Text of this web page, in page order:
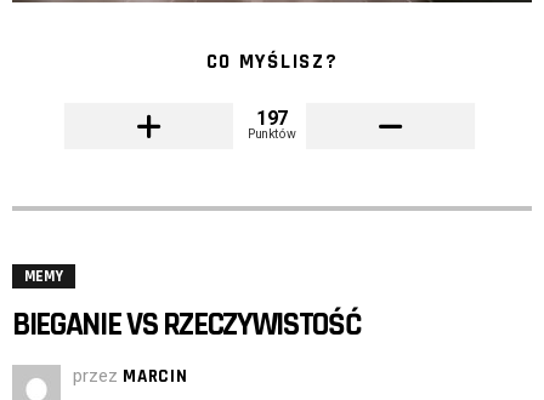
CO MYŚLISZ?
197
Punktów
MEMY
BIEGANIE VS RZECZYWISTOŚĆ
przez MARCIN